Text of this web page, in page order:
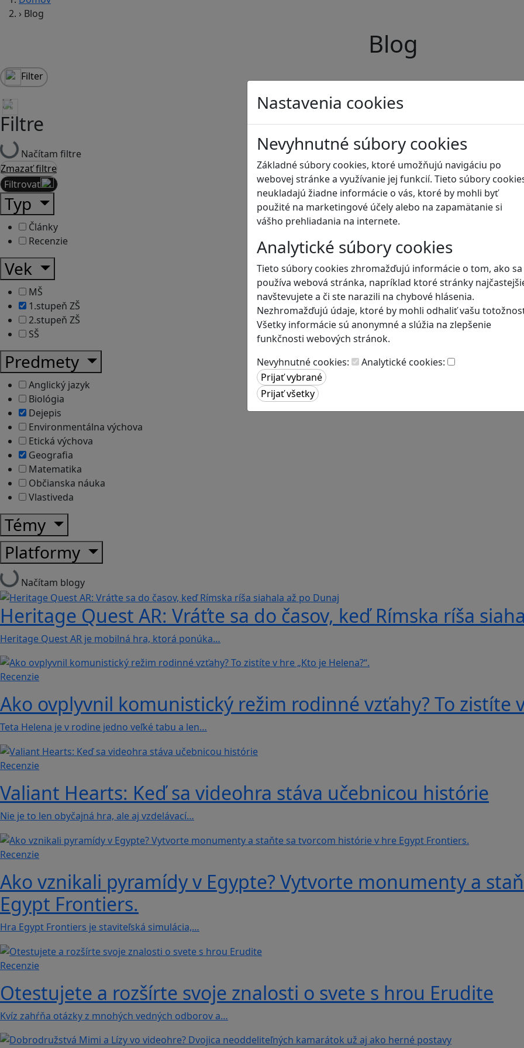
Nastavenia cookies
Nevyhnutné súbory cookies
Základné súbory cookies, ktoré umožňujú navigáciu po
webovej stránke a využívanie jej funkcií. Tieto súbory
neukladajú žiadne informácie o vás, ktoré by mohli byť
použité na marketingové účely alebo na zapamätanie si
vášho prehliadania na internete.
Analytické súbory cookies
Tieto súbory cookies zhromažďujú informácie o tom, ako sa
používa webová stránka, napríklad ktoré stránky
navštevujete a či ste narazili na chybové hlásenia.
Nezhromažďujú údaje, ktoré by mohli odhaliť vašu
Všetky informácie sú anonymné a slúžia na zlepšenie
funkčnosti webových stránok.
Nevyhnutné cookies:
Analytické cookies:
› Blog
Blog
Filter
Filtre
Načítam filtre
Zmazať filtre
Filtrovať
Typ
Články
Recenzie
Vek
MŠ
1.stupeň ZŠ
2.stupeň ZŠ
SŠ
Predmety
Anglický jazyk
Biológia
Dejepis
Environmentálna výchova
Etická výchova
Geografia
Matematika
Občianska náuka
Vlastiveda
Témy
Platformy
Načítam blogy
Heritage Quest AR: Vráťte sa do časov, keď Rímska ríša
Heritage Quest AR je mobilná hra, ktorá ponúka…
Recenzie
Ako ovplyvnil komunistický režim rodinné vzťahy? To zistíte
Teta Helena je v rodine jedno veľké tabu a len…
Recenzie
Valiant Hearts: Keď sa videohra stáva učebnicou histórie
Nie je to len obyčajná hra, ale aj vzdelávací…
Recenzie
Ako vznikali pyramídy v Egypte? Vytvorte monumenty a
Egypt Frontiers.
Hra Egypt Frontiers je staviteľská simulácia,…
Recenzie
Otestujete a rozšírte svoje znalosti o svete s hrou Erudite
Kvíz zahŕňa otázky z mnohých vedných odborov a…